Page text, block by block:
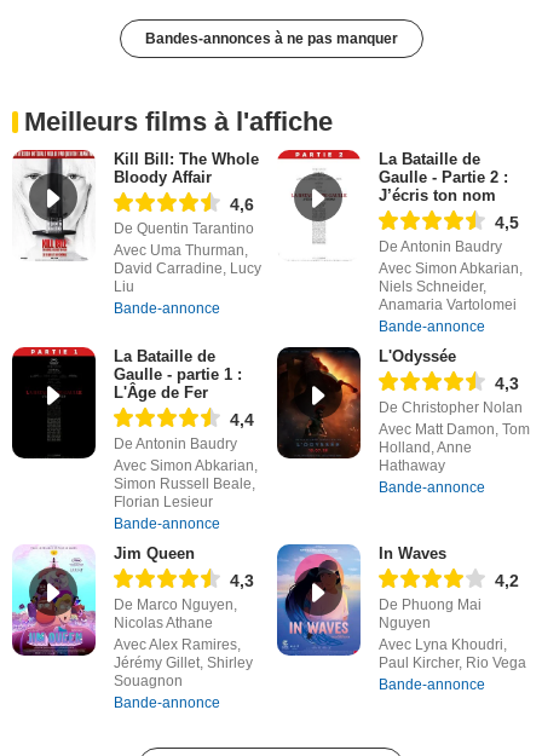
Bandes-annonces à ne pas manquer
Meilleurs films à l'affiche
Kill Bill: The Whole
Bloody Affair
4,6
De Quentin Tarantino
Avec Uma Thurman,
David Carradine, Lucy
Liu
Bande-annonce
La Bataille de
Gaulle - Partie 2 :
J’écris ton nom
4,5
De Antonin Baudry
Avec Simon Abkarian,
Niels Schneider,
Anamaria Vartolomei
Bande-annonce
La Bataille de
Gaulle - partie 1 :
L'Âge de Fer
4,4
De Antonin Baudry
Avec Simon Abkarian,
Simon Russell Beale,
Florian Lesieur
Bande-annonce
L'Odyssée
4,3
De Christopher Nolan
Avec Matt Damon, Tom
Holland, Anne
Hathaway
Bande-annonce
Jim Queen
4,3
De Marco Nguyen,
Nicolas Athane
Avec Alex Ramires,
Jérémy Gillet, Shirley
Souagnon
Bande-annonce
In Waves
4,2
De Phuong Mai
Nguyen
Avec Lyna Khoudri,
Paul Kircher, Rio Vega
Bande-annonce